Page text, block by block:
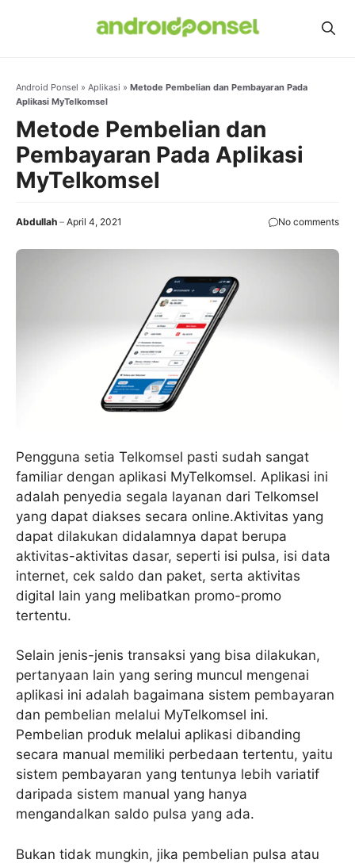
Android Ponsel » Aplikasi » Metode Pembelian dan Pembayaran Pada
Aplikasi MyTelkomsel
Metode Pembelian dan
Pembayaran Pada Aplikasi
MyTelkomsel
Abdullah April 4, 2021 No comments
Pengguna setia Telkomsel pasti sudah sangat
familiar dengan aplikasi MyTelkomsel. Aplikasi ini
adalah penyedia segala layanan dari Telkomsel
yang dapat diakses secara online.Aktivitas yang
dapat dilakukan didalamnya dapat berupa
aktivitas-aktivitas dasar, seperti isi pulsa, isi data
internet, cek saldo dan paket, serta aktivitas
digital lain yang melibatkan promo-promo
tertentu.
Selain jenis-jenis transaksi yang bisa dilakukan,
pertanyaan lain yang sering muncul mengenai
aplikasi ini adalah bagaimana sistem pembayaran
dan pembelian melalui MyTelkomsel ini.
Pembelian produk melalui aplikasi dibanding
secara manual memiliki perbedaan tertentu, yaitu
sistem pembayaran yang tentunya lebih variatif
daripada sistem manual yang hanya
mengandalkan saldo pulsa yang ada.
Bukan tidak mungkin, jika pembelian pulsa atau